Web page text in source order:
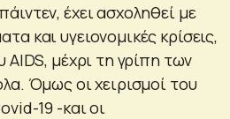
έχει ασχοληθεί με
και υγειονομικές κρίσεις,
μέχρι τη γρίπη των
Όμως οι χειρισμοί του
19 -και οι